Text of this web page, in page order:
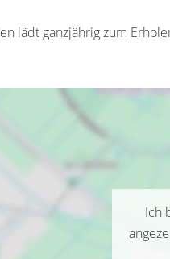
lädt ganzjährig zum
Ich